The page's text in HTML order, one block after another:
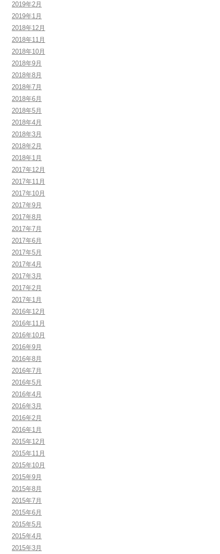
2019年2月
2019年1月
2018年12月
2018年11月
2018年10月
2018年9月
2018年8月
2018年7月
2018年6月
2018年5月
2018年4月
2018年3月
2018年2月
2018年1月
2017年12月
2017年11月
2017年10月
2017年9月
2017年8月
2017年7月
2017年6月
2017年5月
2017年4月
2017年3月
2017年2月
2017年1月
2016年12月
2016年11月
2016年10月
2016年9月
2016年8月
2016年7月
2016年5月
2016年4月
2016年3月
2016年2月
2016年1月
2015年12月
2015年11月
2015年10月
2015年9月
2015年8月
2015年7月
2015年6月
2015年5月
2015年4月
2015年3月